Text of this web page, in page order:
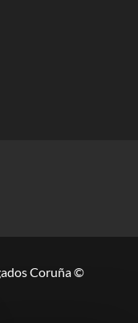
Coruña ©